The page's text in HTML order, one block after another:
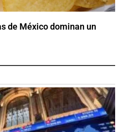
de México dominan un